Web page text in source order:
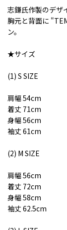
志鎌氏作製のデザ
胸元と背面に
ン。
★サイズ
(1) S SIZE
肩幅 54cm
着丈 71cm
身幅 56cm
袖丈 61cm
(2) M SIZE
肩幅 56cm
着丈 72cm
身幅 58cm
袖丈 62.5cm